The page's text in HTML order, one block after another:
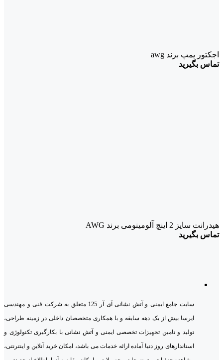
اجکتور پمپ برند awg
تماس بگیرید
هیدرانت سایز 2 اینچ آلومینومی برند AWG
تماس بگیرید
سایت جامع ایمنی و آتش نشانی آی آر 125 متعلق به شرکت فنی و مهندسی
ایرسا بیش از یک دهه سابقه و با همکاری متخصصان داخلی در زمینه طراحی،
تولید و تامین تجهیزات تخصصی ایمنی و آتش نشانی با بکارگیری تکنولوژی و
استاندارهای روز دنیا آماده ارائه خدمات می باشد، امکان خرید آنلاین و اینترنتی،